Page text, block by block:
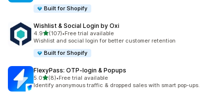
Built for Shopify
Wishlist & Social Login by Oxi
4.95つ星中
(107)
合計レビュー数：107件
•Free trial available
Wishlist and social login for better customer retention
Built for Shopify
FlexyPass: OTP‑login & Popups
5.05つ星中
(8)
合計レビュー数：8件
•Free trial available
Identify anonymous traffic & dropped sales with smart pop-ups.